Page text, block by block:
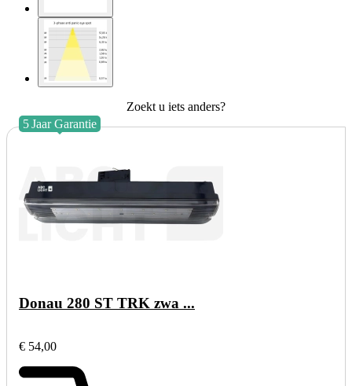
Zoekt u iets anders?
5Jaar Garantie
Donau 280 ST TRK zwa ...
€ 54,00